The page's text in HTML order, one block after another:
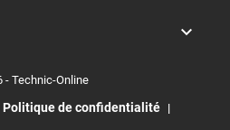

- Technic-Online
Politique de confidentialité